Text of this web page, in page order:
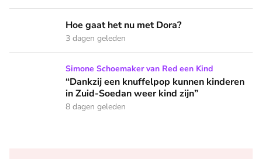
Hoe gaat het nu met Dora?
Hoe gaat het nu met Dora?
3 dagen geleden
“Dankzij een knuffelpop kunnen kinderen in Zuid-Soedan
Simone Schoemaker van Red een Kind
“Dankzij een knuffelpop kunnen kinderen
in Zuid-Soedan weer kind zijn”
8 dagen geleden